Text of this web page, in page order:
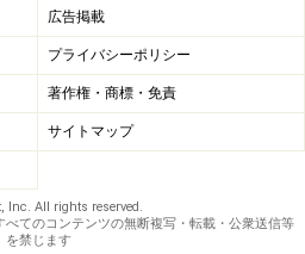
広告掲載
プライバシーポリシー
著作権・商標・免責
サイトマップ
Inc. All rights reserved.
てのコンテンツの無断複写・転載・公衆送信等
を禁じます